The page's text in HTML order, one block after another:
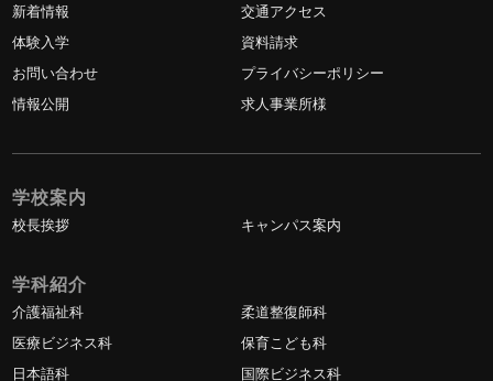
新着情報
交通アクセス
体験入学
資料請求
お問い合わせ
プライバシーポリシー
情報公開
求人事業所様
学校案内
校長挨拶 キャンパス案内
学科紹介
介護福祉科
柔道整復師科
医療ビジネス科
保育こども科
日本語科
国際ビジネス科